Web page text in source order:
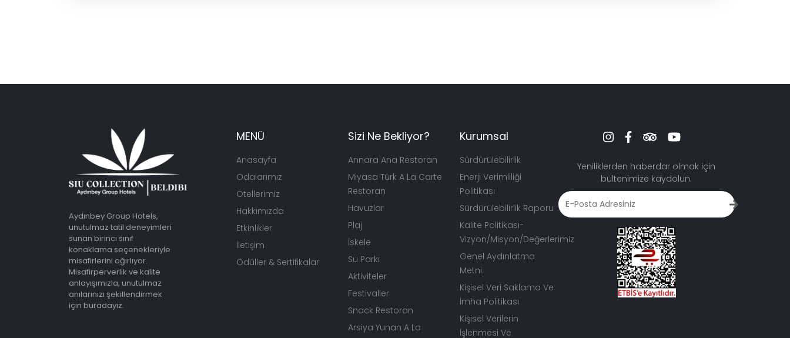
Aydınbey Group Hotels,
unutulmaz tatil deneyimleri
sunan birinci sınıf
konaklama seçenekleriyle
misafirlerini ağırlıyor.
Misafirperverlik ve kalite
anlayışımızla, unutulmaz
anılarınızı şekillendirmek
için buradayız.
MENÜ
Anasayfa
Odalarımız
Otellerimiz
Hakkımızda
Etkinlikler
İletişim
Ödüller & Sertifikalar
Sizi Ne Bekliyor?
Annara Ana Restoran
Miyasa Türk A La Carte
Restoran
Havuzlar
Plaj
İskele
Su Parkı
Aktiviteler
Festivaller
Snack Restoran
Arsiya Yunan A La
Kurumsal
Sürdürülebilirlik
Enerji Verimliliği
Politikası
Sürdürülebilirlik Raporu
Kalite Politikası-
Vizyon/Misyon/Değerlerimiz
Genel Aydınlatma
Metni
Kişisel Veri Saklama Ve
İmha Politikası
Kişisel Verilerin
İşlenmesi Ve
Yeniliklerden haberdar olmak için
bültenimize kaydolun.